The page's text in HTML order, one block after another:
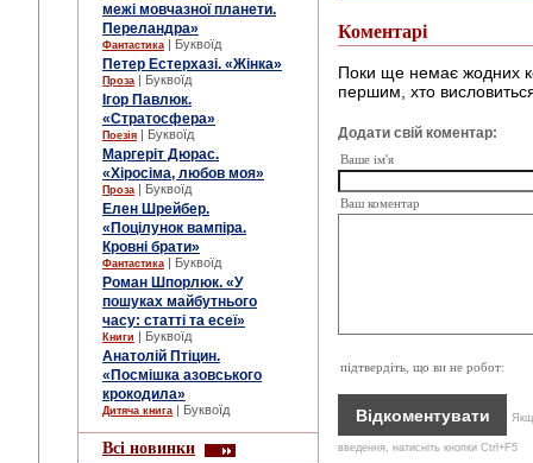
межі мовчазної планети.
Переландра»
Фантастика | Буквоїд
Петер Естерхазі. «Жінка»
Проза | Буквоїд
Ігор Павлюк.
«Стратосфера»
Поезія | Буквоїд
Маргеріт Дюрас.
«Хіросіма, любов моя»
Проза | Буквоїд
Елен Шрейбер.
«Поцілунок вампіра.
Кровні брати»
Фантастика | Буквоїд
Роман Шпорлюк. «У
пошуках майбутнього
часу: статті та есеї»
Книги | Буквоїд
Анатолій Птіцин.
«Посмішка азовського
крокодила»
Дитяча книга | Буквоїд
Всі новинки
Коментарі
Поки ще немає жодних
першим, хто
Додати свій коментар:
Ваше ім'я
Ваш коментар
підтвердіть, що ви не робот:
введення, натисніть кнопки Ctrl+F5